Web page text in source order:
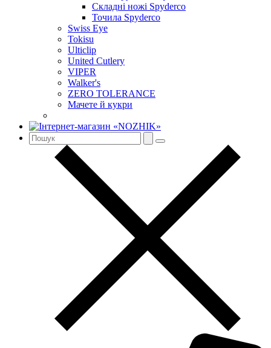
Складні ножі Spyderco
Точила Spyderco
Swiss Eye
Tokisu
Ulticlip
United Cutlery
VIPER
Walker's
ZERO TOLERANCE
Мачете й кукри